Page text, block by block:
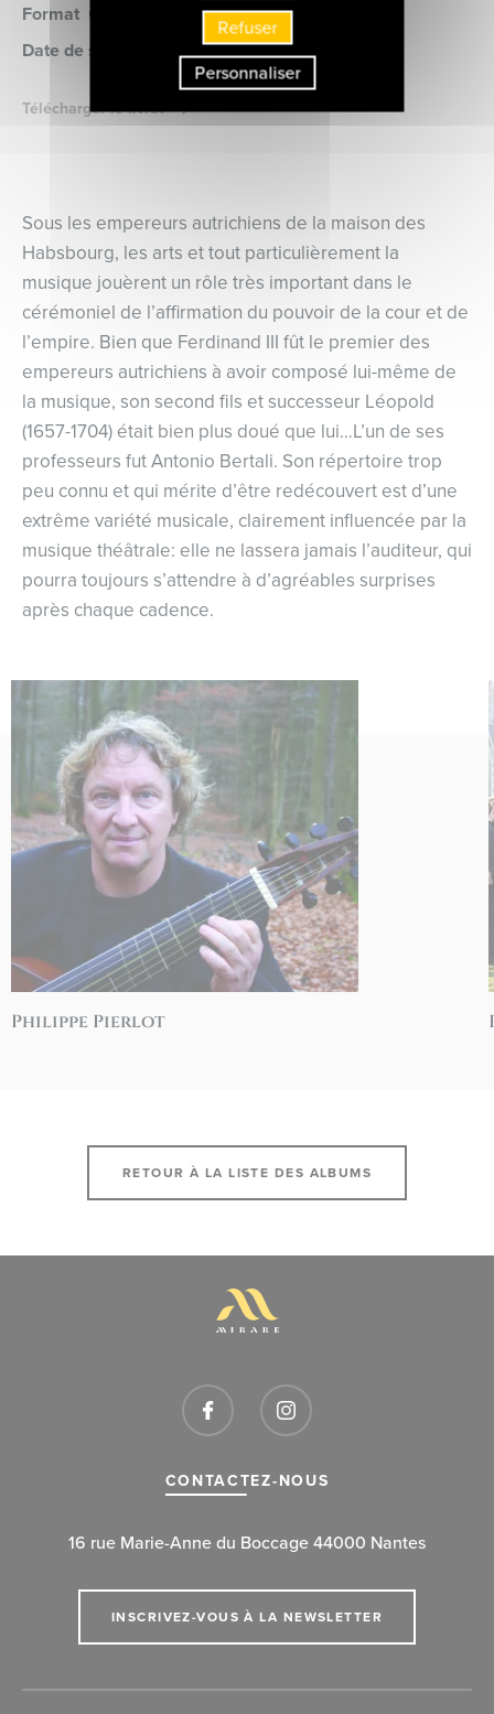
Format CD
Date de sortie
10 novembre 2004
Télécharger le livret
Sous les empereurs autrichiens de la maison des
Habsbourg, les arts et tout particulièrement la
musique jouèrent un rôle très important dans le
cérémoniel de l’affirmation du pouvoir de la cour et de
l’empire. Bien que Ferdinand III fût le premier des
empereurs autrichiens à avoir composé lui-même de
la musique, son second fils et successeur Léopold
(1657-1704) était bien plus doué que lui…L’un de ses
professeurs fut Antonio Bertali. Son répertoire trop
peu connu et qui mérite d’être redécouvert est d’une
extrême variété musicale, clairement influencée par la
musique théâtrale: elle ne lassera jamais l’auditeur, qui
pourra toujours s’attendre à d’agréables surprises
après chaque cadence.
Philippe Pierlot
RETOUR À LA LISTE DES ALBUMS
CONTACTEZ-NOUS
16 rue Marie-Anne du Boccage 44000 Nantes
INSCRIVEZ-VOUS À LA NEWSLETTER
Refuser
Personnaliser